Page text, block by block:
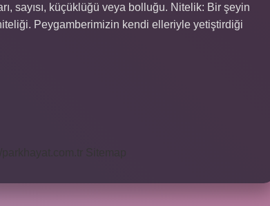
sayısı, küçüklüğü veya bolluğu. Nitelik: Bir şeyin
Peygamberimizin kendi elleriyle yetiştirdiği